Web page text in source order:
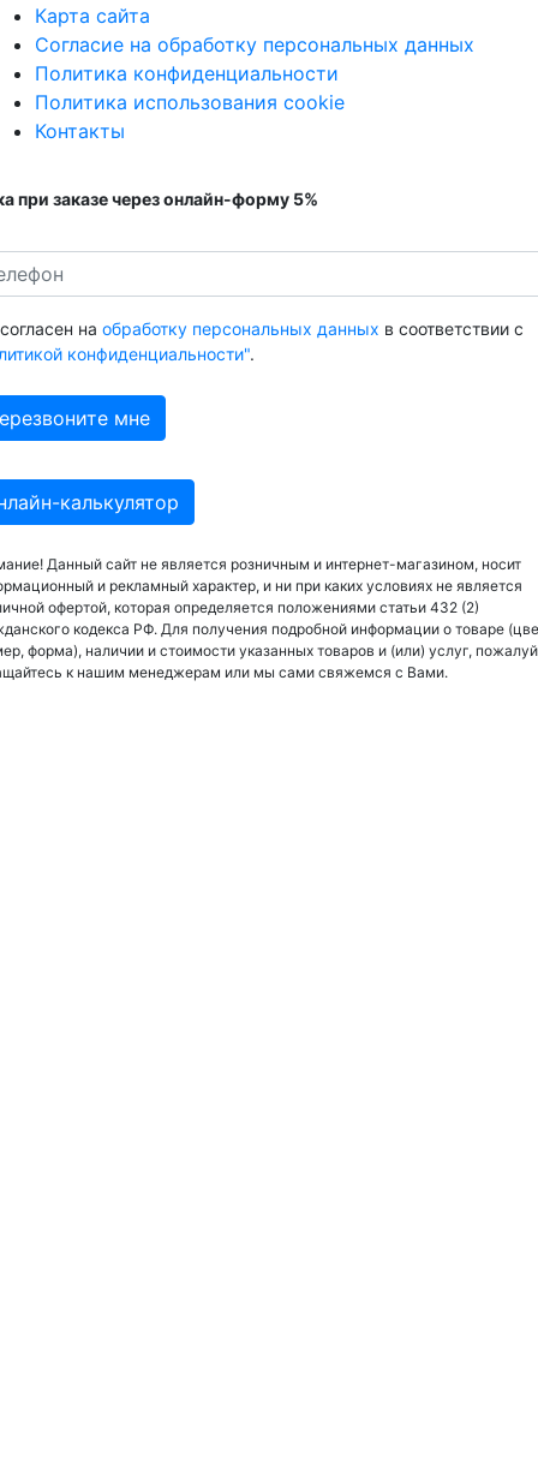
Карта сайта
Согласие на обработку персональных данных
Политика конфиденциальности
Политика использования cookie
Контакты
при заказе через онлайн-форму 5%
на обработку персональных данных в соответствии с
конфиденциальности".
калькулятор
Данный сайт не является розничным и интернет-магазином, носит
и рекламный характер, и ни при каких условиях не является
офертой, которая определяется положениями статьи 432 (2)
кодекса РФ. Для получения подробной информации о товаре
форма), наличии и стоимости указанных товаров и (или) услуг,
к нашим менеджерам или мы сами свяжемся с Вами.